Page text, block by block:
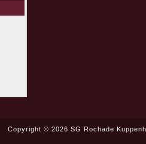
Copyright © 2026 SG Rochade